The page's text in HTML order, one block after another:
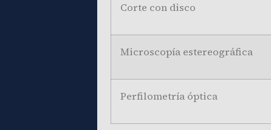
Corte con disco
Microscopía estereográfica
Perfilometría óptica